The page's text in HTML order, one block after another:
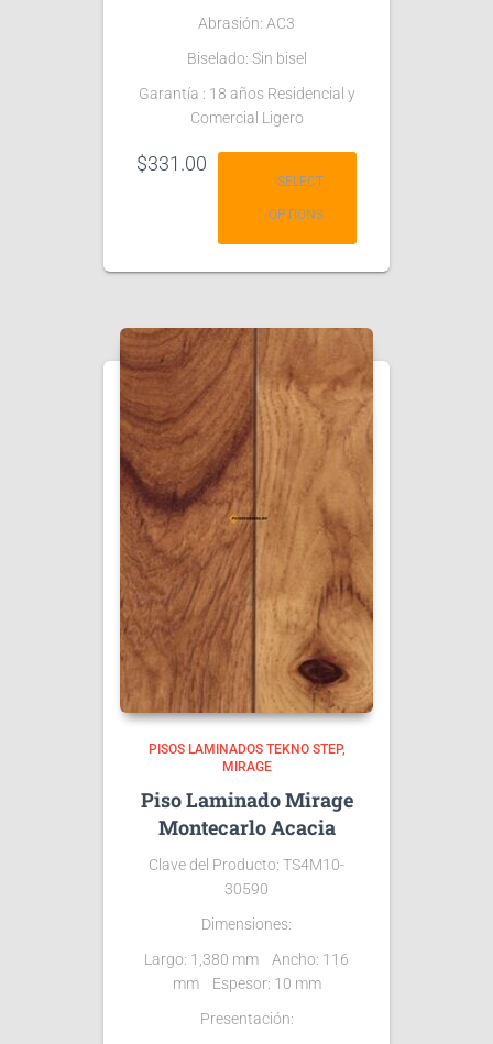
Abrasión: AC3
Biselado: Sin bisel
Garantía : 18 años Residencial y
Comercial Ligero
$331.00
SELECT
OPTIONS
PISOS LAMINADOS TEKNO STEP
MIRAGE
Piso Laminado Mirage
Montecarlo Acacia
Clave del Producto: TS4M10-
30590
Dimensiones:
Largo: 1,380 mm Ancho: 116
mm Espesor: 10 mm
Presentación: